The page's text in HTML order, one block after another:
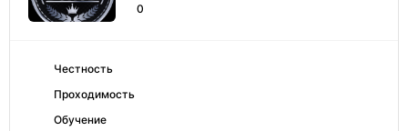
0
Честность
Проходимость
Обучение